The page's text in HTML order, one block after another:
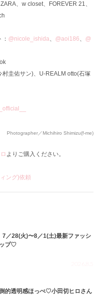
、w closet、FOREVER 21、
@nicole_ishida、 @aoi186、 @
圭佑サン)、U-REALM otto(石塚
Photographer／Michihiro Shimizu(f-me)
よりご購入ください。
ング)依頼
7／28(火)〜8／1(土)最新ファッシ
ップ♡
的透明感ほっぺ♡小田切ヒロさん